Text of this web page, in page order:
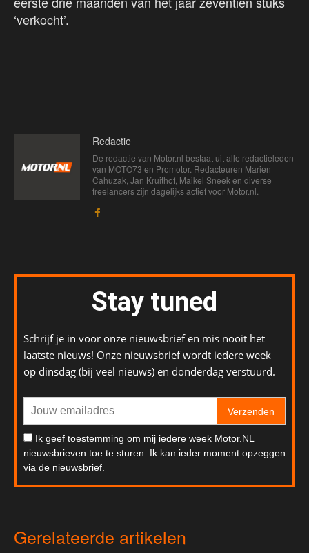
‘verkocht’.
Redactie
De redactie van Motor.nl bestaat uit alle redactieleden
van MOTO73 en Promotor. Redacteuren Marien
Cahuzak, Jan Kruithof, Maikel Sneek en diverse
freelancers zijn dagelijks actief voor Motor.nl.
Stay tuned
Schrijf je in voor onze nieuwsbrief en mis nooit het
laatste nieuws! Onze nieuwsbrief wordt iedere week
op dinsdag (bij veel nieuws) en donderdag verstuurd.
Verzenden
Ik geef toestemming om mij iedere week Motor.NL
nieuwsbrieven toe te sturen. Ik kan ieder moment opzeggen
via de nieuwsbrief.
Gerelateerde artikelen